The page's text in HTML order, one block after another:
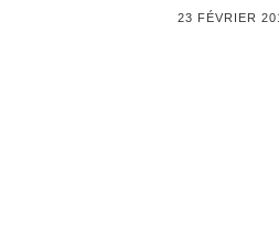
23 FÉVRIER